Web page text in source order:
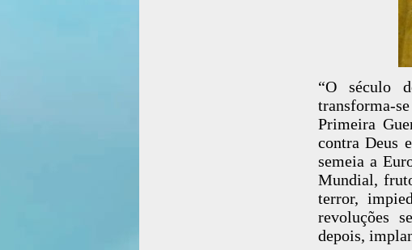
“O século
transforma-
Primeira
contra Deus
semeia a
Mundial,
terror,
revoluções
depois,